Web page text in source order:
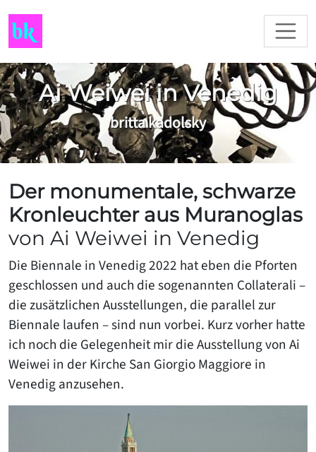
Ai Weiwei in Venedig
britta kadolsky
Der monumentale, schwarze
Kronleuchter aus Muranoglas
von Ai Weiwei in Venedig
Die Biennale in Venedig 2022 hat eben die Pforten
geschlossen und auch die sogenannten Collaterali –
die zusätzlichen Ausstellungen, die parallel zur
Biennale laufen – sind nun vorbei. Kurz vorher hatte
ich noch die Gelegenheit mir die Ausstellung von Ai
Weiwei in der Kirche San Giorgio Maggiore in
Venedig anzusehen.